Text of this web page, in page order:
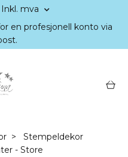
Inkl. mva
en profesjonell konto via
Stempeldekor
- Store